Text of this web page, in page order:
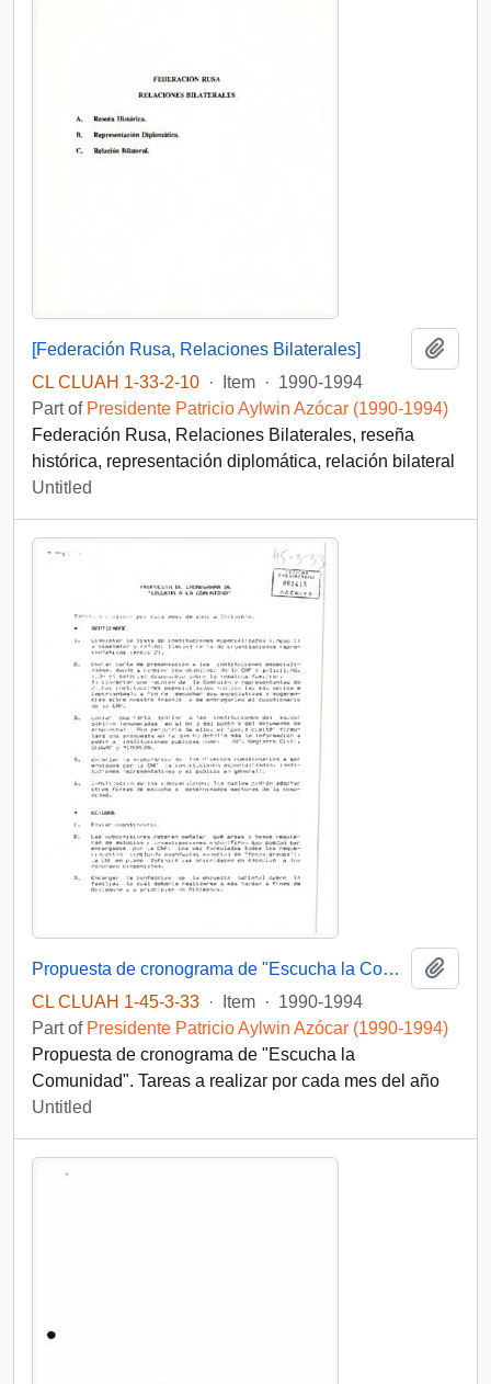
[Federación Rusa, Relaciones Bilaterales]
CL CLUAH 1-33-2-10 · Item · 1990-1994
Part of Presidente Patricio Aylwin Azócar (1990-1994)
Federación Rusa, Relaciones Bilaterales, reseña
histórica, representación diplomática, relación bilateral
Untitled
Propuesta de cronograma de "Escucha la Comunidad"
CL CLUAH 1-45-3-33 · Item · 1990-1994
Part of Presidente Patricio Aylwin Azócar (1990-1994)
Propuesta de cronograma de "Escucha la
Comunidad". Tareas a realizar por cada mes del año
Untitled